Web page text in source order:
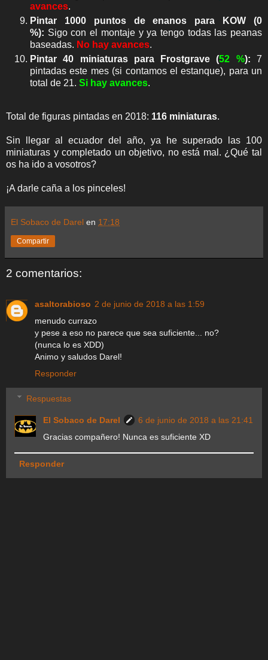
avances.
Pintar 1000 puntos de enanos para KOW (0
%): Sigo con el montaje y ya tengo todas las peanas
baseadas. No hay avances.
Pintar 40 miniaturas para Frostgrave(52 %): 7
pintadas este mes (si contamos el estanque), para un
total de 21. Si hay avances.
Total de figuras pintadas en 2018: 116 miniaturas.
Sin llegar al ecuador del año, ya he superado las 100
miniaturas y completado un objetivo, no está mal. ¿Qué tal
os ha ido a vosotros?
¡A darle caña a los pinceles!
El Sobaco de Darel en 17:18
Compartir
2 comentarios:
asaltorabioso 2 de junio de 2018 a las 1:59
menudo currazo
y pese a eso no parece que sea suficiente... no?
(nunca lo es XDD)
Animo y saludos Darel!
Responder
Respuestas
El Sobaco de Darel
6 de junio de 2018 a las 21:41
Gracias compañero! Nunca es suficiente XD
Responder